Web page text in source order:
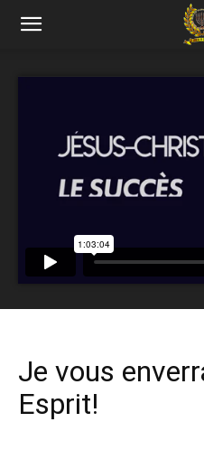
Je vous
Esprit!